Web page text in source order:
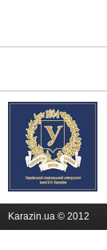
Karazin.ua © 2012